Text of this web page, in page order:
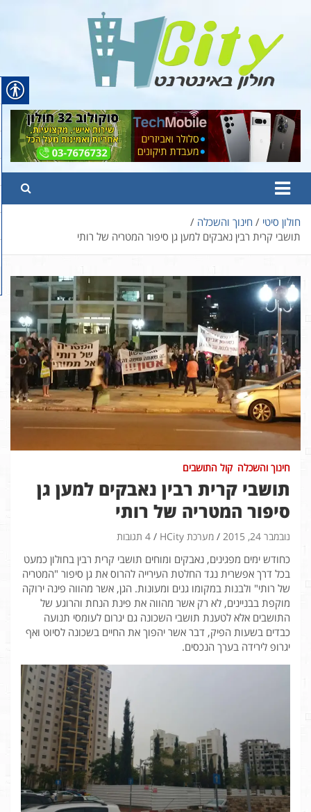
content
Hcity – חולון באינטרנט
פורטל החדשות והמידע של חולון
חולון סיטי
חינוך והשכלה
תושבי קרית רבין נאבקים למען גן סיפור המטריה של רותי
חינוך והשכלה קול התושבים
תושבי קרית רבין נאבקים למען גן
סיפור המטריה של רותי
נובמבר 24, 2015 מערכת HCity 4 תגובות
כחודש ימים מפגינים, נאבקים ומוחים תושבי קרית רבין בחולון כמעט
בכל דרך אפשרית נגד החלטת העירייה להרוס את גן סיפור "המטריה
של רותי" ולבנות במקומו גנים ומעונות. הגן, אשר מהווה פינה ירוקה
מוקפת בבניינים, לא רק אשר מהווה את פינת הנחת והרוגע של
התושבים אלא לטענת תושבי השכונה גם יגרום לעומסי תנועה
כבדים בשעות הפיק, דבר אשר יהפוך את החיים בשכונה לסיוט ואף
יגרופ לירידה בערך הנכסים.